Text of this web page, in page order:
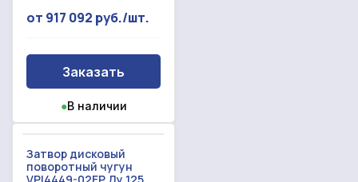
от 917 092 руб./шт.
Заказать
●В наличии
Затвор дисковый
поворотный чугун